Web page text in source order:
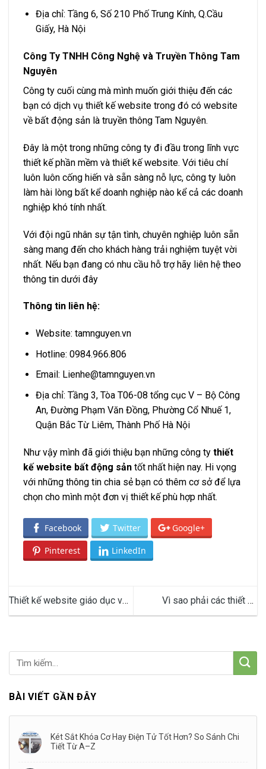
BÀI VIẾT GẦN ĐÂY
Két Sắt Khóa Cơ Hay Điện Tử Tốt Hơn? So Sánh Chi
Tiết Từ A–Z
Địa chỉ: Tầng 6, Số 210 Phố Trung Kính, Q.Cầu
Giấy, Hà Nội
Công Ty TNHH Công Nghệ và Truyền Thông Tam
Nguyên
Công ty cuối cùng mà mình muốn giới thiệu đến các
bạn có dịch vụ thiết kế website trong đó có website
về bất động sản là truyền thông Tam Nguyên.
Đây là một trong những công ty đi đầu trong lĩnh vực
thiết kế phần mềm và thiết kế website. Với tiêu chí
luôn luôn cống hiến và sẵn sàng nỗ lực, công ty luôn
làm hài lòng bất kể doanh nghiệp nào kể cả các doanh
nghiệp khó tính nhất.
Với đội ngũ nhân sự tận tình, chuyên nghiệp luôn sẵn
sàng mang đến cho khách hàng trải nghiệm tuyệt vời
nhất. Nếu bạn đang có nhu cầu hỗ trợ hãy liên hệ theo
thông tin dưới đây
Thông tin liên hệ:
Website: tamnguyen.vn
Hotline: 0984.966.806
Email: Lienhe@tamnguyen.vn
Địa chỉ: Tầng 3, Tòa T06-08 tổng cục V – Bộ Công
An, Đường Phạm Văn Đồng, Phường Cổ Nhuế 1,
Quận Bắc Từ Liêm, Thành Phố Hà Nội
Như vậy mình đã giới thiệu bạn những công ty thiết
kế website bất động sản tốt nhất hiện nay. Hi vọng
với những thông tin chia sẻ bạn có thêm cơ sở để lựa
chọn cho mình một đơn vị thiết kế phù hợp nhất.
Facebook Twitter Google+
Pinterest LinkedIn
Thiết kế website giáo dục và
những điều bạn cần biết
Vì sao phải các thiết kế
website phải chuẩn SEO?